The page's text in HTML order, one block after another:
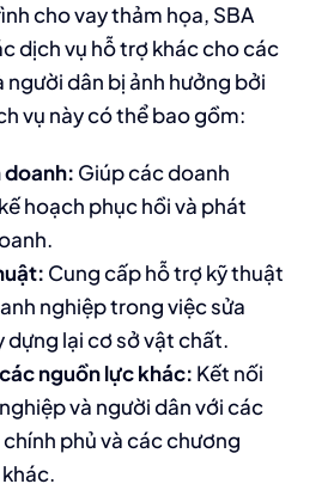
cho vay thảm họa, SBA
dịch vụ hỗ trợ khác cho các
người dân bị ảnh hưởng bởi
vụ này có thể bao gồm:
doanh: Giúp các doanh
hoạch phục hồi và phát
Cung cấp hỗ trợ kỹ thuật
nghiệp trong việc sửa
dựng lại cơ sở vật chất.
nguồn lực khác: Kết nối
và người dân với các
phủ và các chương